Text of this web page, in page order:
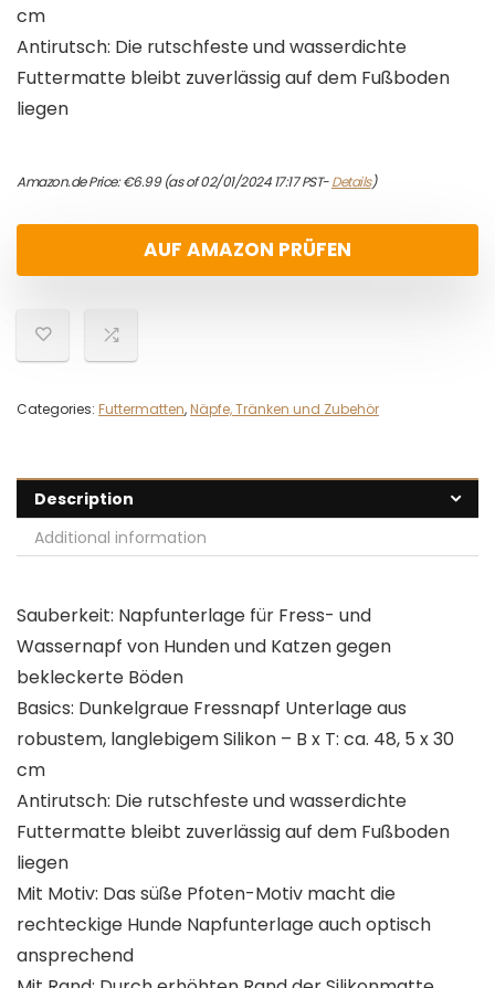
cm
Antirutsch: Die rutschfeste und wasserdichte
Futtermatte bleibt zuverlässig auf dem Fußboden
liegen
Amazon.de Price:€6.99(as of 02/01/2024 17:17 PST-Details)
AUF AMAZON PRÜFEN
Categories: Futtermatten,Näpfe, Tränken und Zubehör
Description
Additional information
Sauberkeit: Napfunterlage für Fress- und
Wassernapf von Hunden und Katzen gegen
bekleckerte Böden
Basics: Dunkelgraue Fressnapf Unterlage aus
robustem, langlebigem Silikon – B x T: ca. 48, 5 x 30
cm
Antirutsch: Die rutschfeste und wasserdichte
Futtermatte bleibt zuverlässig auf dem Fußboden
liegen
Mit Motiv: Das süße Pfoten-Motiv macht die
rechteckige Hunde Napfunterlage auch optisch
ansprechend